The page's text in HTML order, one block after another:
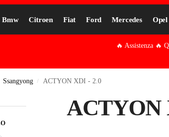
Bmw Citroen Fiat Ford Mercedes Opel
🔥 Assistenza 🔥
Ssangyong / ACTYON XDI - 2.0
ACTYON